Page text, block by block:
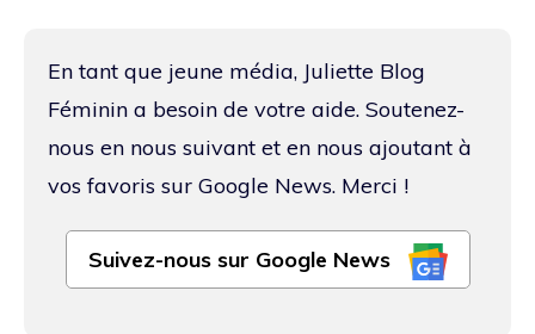
En tant que jeune média, Juliette Blog
Féminin a besoin de votre aide. Soutenez-
nous en nous suivant et en nous ajoutant à
vos favoris sur Google News. Merci !
Suivez-nous sur Google News